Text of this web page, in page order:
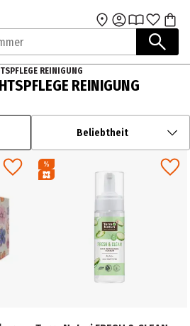
Zum Hauptinhalt
REINIGUNG
REINIGUNG
Beliebtheit